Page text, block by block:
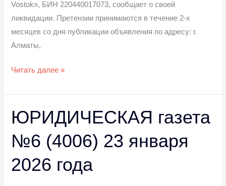
Vostok», БИН 220440017073, сообщает о своей
ликвидации. Претензии принимаются в течение 2-х
месяцев со дня публикации объявления по адресу: г.
Алматы,
Читать далее »
ЮРИДИЧЕСКАЯ газета
№6 (4006) 23 января
2026 года
ЮРИДИЧЕСКАЯ
газета
№6
23